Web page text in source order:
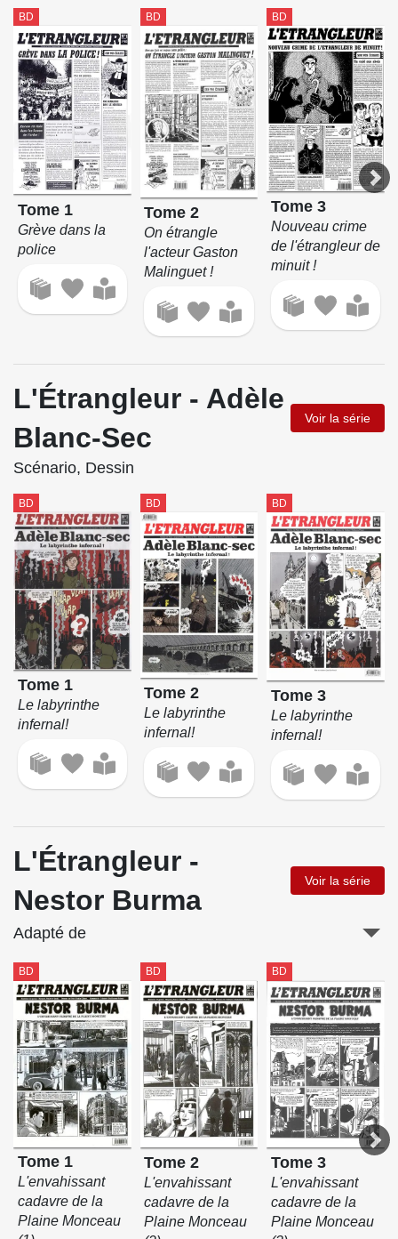
BD
Tome 1
Grève dans la
police
BD
Tome 2
On étrangle
l'acteur Gaston
Malinguet !
BD
Tome 3
Nouveau crime
de l'étrangleur de
minuit !
L'Étrangleur - Adèle
Blanc-Sec
Voir la série
Scénario, Dessin
BD
Tome 1
Le labyrinthe
infernal!
BD
Tome 2
Le labyrinthe
infernal!
BD
Tome 3
Le labyrinthe
infernal!
L'Étrangleur -
Nestor Burma
Voir la série
Adapté de
BD
Tome 1
L'envahissant
cadavre de la
Plaine Monceau
BD
Tome 2
L'envahissant
cadavre de la
Plaine Monceau
BD
Tome 3
L'envahissant
cadavre de la
Plaine Monceau